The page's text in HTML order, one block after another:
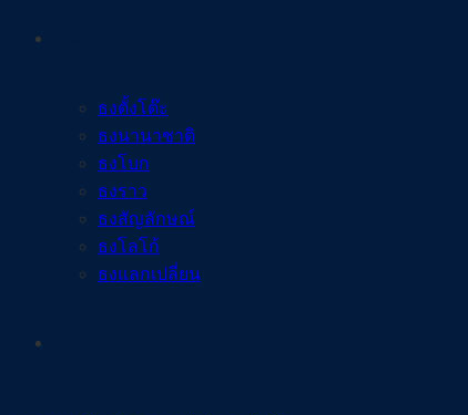
ธงตั้งโต๊ะ
ธงนานาชาติ
ธงโบก
ธงราว
ธงสัญลักษณ์
ธงโลโก้
ธงแลกเปลี่ยน